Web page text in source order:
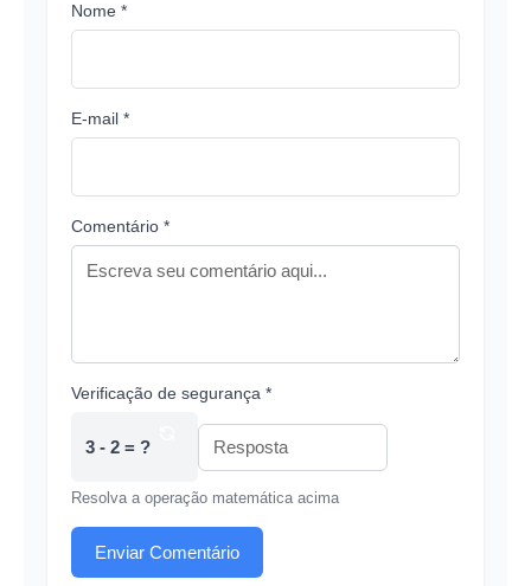
Nome *
E-mail *
Comentário *
Verificação de segurança *
3 - 2 = ?
Resolva a operação matemática acima
Enviar Comentário